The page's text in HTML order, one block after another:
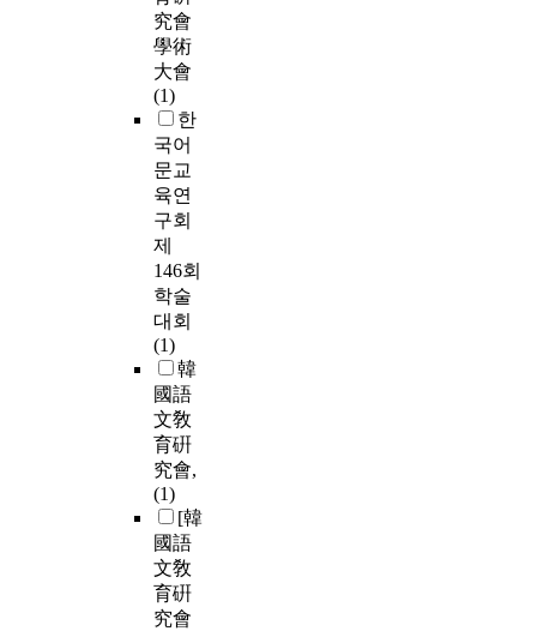
究會
學術
大會
(1)
한
국어
문교
육연
구회
제
146회
학술
대회
(1)
韓
國語
文敎
育硏
究會,
(1)
[韓
國語
文敎
育硏
究會